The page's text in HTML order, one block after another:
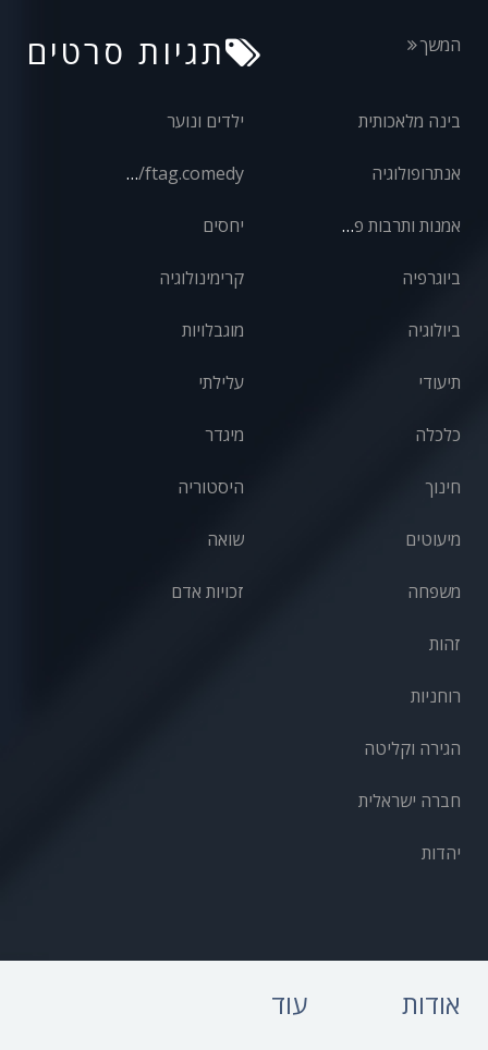
תגיות סרטים המשך
בינה מלאכותית
אנתרופולוגיה
אמנות ותרבות פופולרית
ביוגרפיה
ביולוגיה
ילדים ונוער
front/ftag.comedy
יחסים
קרימינולוגיה
מוגבלויות
תיעודי
כלכלה
חינוך
מיעוטים
משפחה
עלילתי
מיגדר
היסטוריה
שואה
זכויות אדם
זהות
רוחניות
הגירה וקליטה
חברה ישראלית
יהדות
אודות עוד